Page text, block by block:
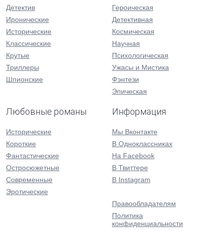
Детектив
Иронические
Исторические
Классические
Крутые
Триллеры
Шпионские
Героическая
Детективная
Космическая
Научная
Психологическая
Ужасы и Мистика
Фэнтези
Эпическая
Любовные романы
Исторические
Короткие
Фантастические
Остросюжетные
Современные
Эротические
Информация
Мы Вконтакте
В Одноклассниках
На Facebook
В Твиттере
В Instagram
Правообладателям
Политика
конфиденциальности